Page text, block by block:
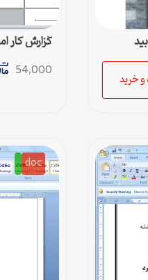
خرید
گزارش کار
جامعه
54,000
doc